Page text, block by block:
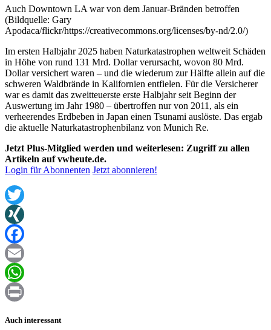
Auch Downtown LA war von dem Januar-Bränden betroffen
(Bildquelle: Gary
Apodaca/flickr/https://creativecommons.org/licenses/by-nd/2.0/)
Im ersten Halbjahr 2025 haben Naturkatastrophen weltweit Schäden
in Höhe von rund 131 Mrd. Dollar verursacht, wovon 80 Mrd.
Dollar versichert waren – und die wiederum zur Hälfte allein auf die
schweren Waldbrände in Kalifornien entfielen. Für die Versicherer
war es damit das zweitteuerste erste Halbjahr seit Beginn der
Auswertung im Jahr 1980 – übertroffen nur von 2011, als ein
verheerendes Erdbeben in Japan einen Tsunami auslöste. Das ergab
die aktuelle Naturkatastrophenbilanz von Munich Re.
Jetzt Plus-Mitglied werden und weiterlesen: Zugriff zu allen
Artikeln auf vwheute.de.
Login für Abonnenten Jetzt abonnieren!
Twitter
XING
Facebook
Email
WhatsApp
Auch interessant